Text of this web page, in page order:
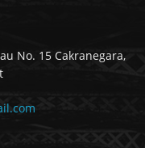
No. 15 Cakranegara,